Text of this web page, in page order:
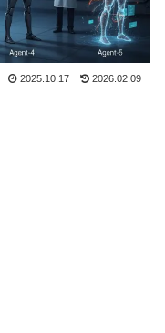
2025.10.17 2026.02.09